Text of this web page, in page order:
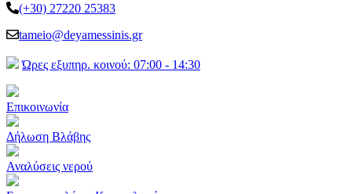
(+30) 27220 25383
tameio@deyamessinis.gr
Ώρες εξυπηρ. κοινού: 07:00 - 14:30
Επικοινωνία
Δήλωση Βλάβης
Αναλύσεις νερού